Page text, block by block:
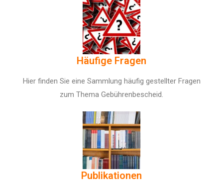
Häufige Fragen
Hier finden Sie eine Sammlung häufig gestellter Fragen
zum Thema Gebührenbescheid.
Publikationen